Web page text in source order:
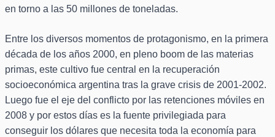
en torno a las 50 millones de toneladas.
Entre los diversos momentos de protagonismo, en la primera
década de los años 2000, en pleno boom de las materias
primas, este cultivo fue central en la recuperación
socioeconómica argentina tras la grave crisis de 2001-2002.
Luego fue el eje del conflicto por las retenciones móviles en
2008 y por estos días es la fuente privilegiada para
conseguir los dólares que necesita toda la economía para